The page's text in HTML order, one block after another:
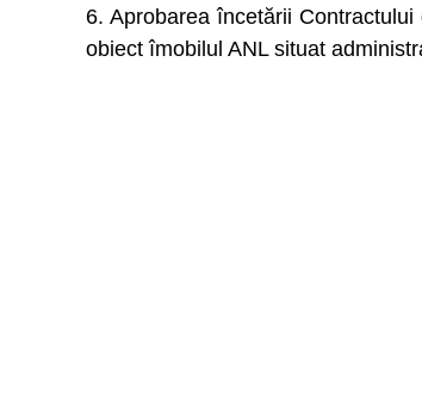
6. Aprobarea încetării
obiect îmobilul ANL situat